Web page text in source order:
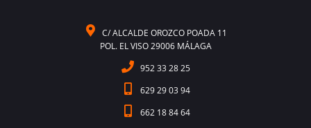
C/ ALCALDE OROZCO POADA 11
POL. EL VISO 29006 MÁLAGA
952 33 28 25
629 29 03 94
662 18 84 64